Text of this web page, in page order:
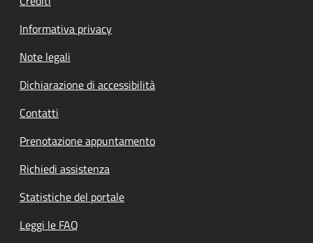
Informativa privacy
Note legali
Dichiarazione di accessibilità
Contatti
Prenotazione appuntamento
Richiedi assistenza
Statistiche del portale
Leggi le FAQ